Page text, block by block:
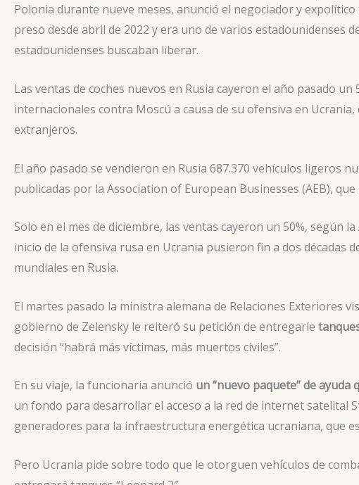
Polonia durante nueve meses, anunció el negociador y
preso desde abril de 2022 y era uno de varios estadounidenses
estadounidenses buscaban liberar.
Las ventas de coches nuevos en Rusia cayeron el año pasado
internacionales contra Moscú a causa de su ofensiva en
extranjeros.
El año pasado se vendieron en Rusia 687.370 vehículos ligeros
publicadas por la Association of European Businesses (AEB),
Solo en el mes de diciembre, las ventas cayeron un 50%, según
inicio de la ofensiva rusa en Ucrania pusieron fin a dos décadas
mundiales en Rusia.
El martes pasado la ministra alemana de Relaciones Exteriores
gobierno de Zelensky le reiteró su petición de entregarle
decisión “habrá más víctimas, más muertos civiles”.
En su viaje, la funcionaria anunció un “nuevo paquete” de
un fondo para desarrollar el acceso a la red de internet satelital
generadores para la infraestructura energética ucraniana, que
Pero Ucrania pide sobre todo que le otorguen vehículos de